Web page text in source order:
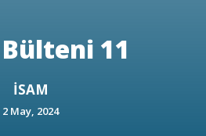
11
İSAM
2 May, 2024